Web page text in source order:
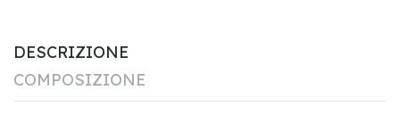
DESCRIZIONE
COMPOSIZIONE